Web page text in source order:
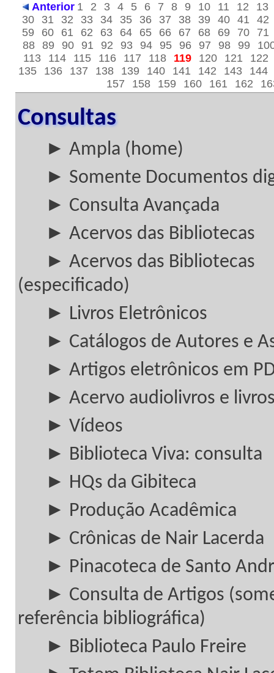
Anterior 1 2 3 4 5 6 7 8 9 10 11 12
13
30
31 32 33 34 35 36 37 38 39 40 41
42
59
60 61 62 63 64 65 66 67 68 69 70
71
88 89 90 91 92 93 94 95 96 97 98 99
113
114 115 116 117 118 119 120 121
122
135
136 137 138 139 140 141 142 143
144
157
158 159 160 161 162
Consultas
► Ampla (home)
► Somente Documentos
► Consulta Avançada
► Acervos das Bibliotecas
► Acervos das Bibliotecas
(especificado)
► Livros Eletrônicos
► Catálogos de Autores e
► Artigos eletrônicos em
► Acervo audiolivros e
► Vídeos
► Biblioteca Viva: consulta
► HQs da Gibiteca
► Produção Acadêmica
► Crônicas de Nair Lacerda
► Pinacoteca de Santo
► Consulta de Artigos
referência bibliográfica)
► Biblioteca Paulo Freire